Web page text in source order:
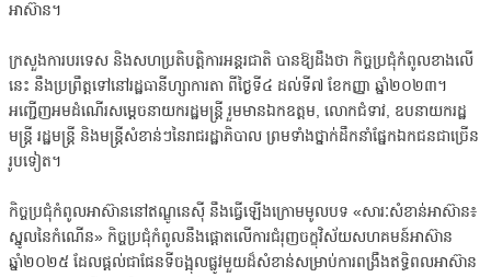
អាស៊ាន។
ក្រសួងការបរទេស និងសហប្រតិបត្តិការអន្តរជាតិ បានឱ្យដឹងថា កិច្ចប្រជុំកំពូលខាងលើ
នេះ នឹងប្រព្រឹត្ត​ទៅ​នៅរដ្ឋធានីហ្សា​ការតា ពីថ្ងៃទី៤ ដល់ទី៧ ខែកញ្ញា ឆ្នាំ២០២៣។
អញ្ជើញអម​ដំណើរ​​សម្តេច​នាយករដ្ឋមន្ត្រី រួមមានឯកឧត្តម, លោកជំទាវ, ឧបនាយករដ្ឋ
មន្ត្រី រដ្ឋមន្ត្រី និងមន្ត្រី​សំខាន់ៗ​នៃរាជរដ្ឋាភិបាល ព្រមទាំងថ្នាក់ដឹកនាំផ្នែកឯកជនជាច្រើន
រូបទៀត។
កិច្ចប្រជុំកំពូលអាស៊ាននៅឥណ្ឌូនេស៊ី នឹងធ្វើឡើង​ក្រោម​​មូលបទ «សារៈសំខាន់អាស៊ាន៖
ស្នូលនៃកំណើន» កិច្ចប្រជុំកំពូលនឹងផ្តោត​លើការជំរុញ​ចក្ខុវិស័យសហគមន៍អាស៊ាន
ឆ្នាំ២០២៥ ដែលផ្តល់ជាផែនទីចង្អុលផ្លូវមួយដ៏សំខាន់​សម្រាប់ការ​ពង្រឹងឥទ្ធិពលអាស៊ាន